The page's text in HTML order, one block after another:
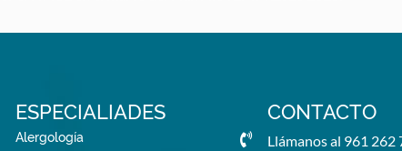
ESPECIALIADES
Alergología
CONTACTO
Llámanos al 961 262